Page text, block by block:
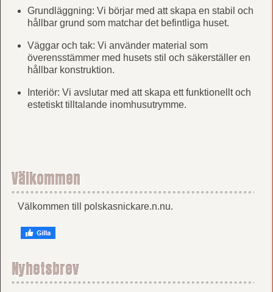
Grundläggning: Vi börjar med att skapa en stabil och
hållbar grund som matchar det befintliga huset.
Väggar och tak: Vi använder material som
överensstämmer med husets stil och säkerställer en
hållbar konstruktion.
Interiör: Vi avslutar med att skapa ett funktionellt och
estetiskt tilltalande inomhusutrymme.
Välkommen
Välkommen till polskasnickare.n.nu.
Nyhetsbrev